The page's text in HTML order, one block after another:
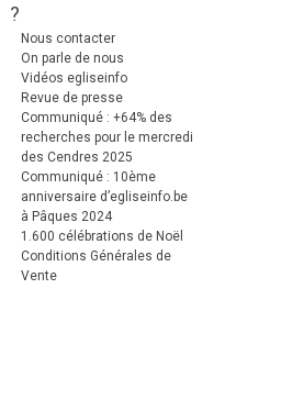
!
?
Nous contacter
On parle de nous
Vidéos egliseinfo
Revue de presse
Communiqué : +64% des
recherches pour le mercredi
des Cendres 2025
Communiqué : 10ème
anniversaire d’egliseinfo.be
à Pâques 2024
1.600 célébrations de Noël
Conditions Générales de
Vente